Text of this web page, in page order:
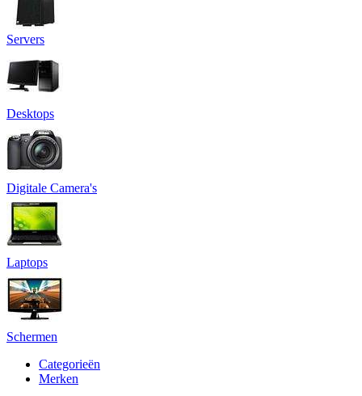
Servers
Desktops
Digitale Camera's
Laptops
Schermen
Categorieën
Merken